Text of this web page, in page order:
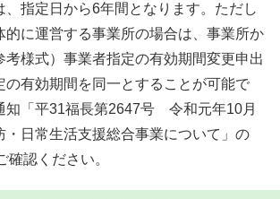
、指定日から6年間となります。ただし
的に運営する事業所の場合は、事業所か
考様式）事業者指定の有効期間変更申出
の有効期間を同一とすることが可能で
知「平31福長第2647号 令和元年10月
・日常生活支援総合事業について」の
確認ください。